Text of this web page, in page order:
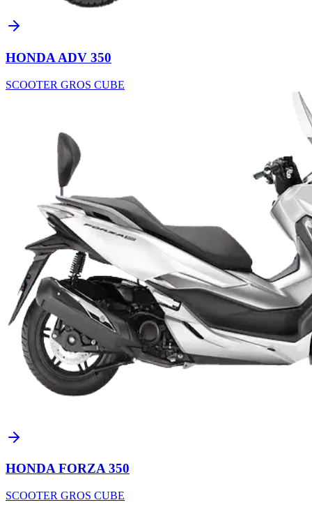
HONDA ADV 350
SCOOTER GROS CUBE
HONDA FORZA 350
SCOOTER GROS CUBE